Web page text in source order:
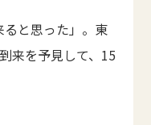
ると思った」。東
来を予見して、15